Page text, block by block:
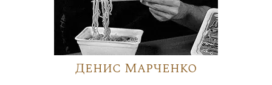
Денис Марченко